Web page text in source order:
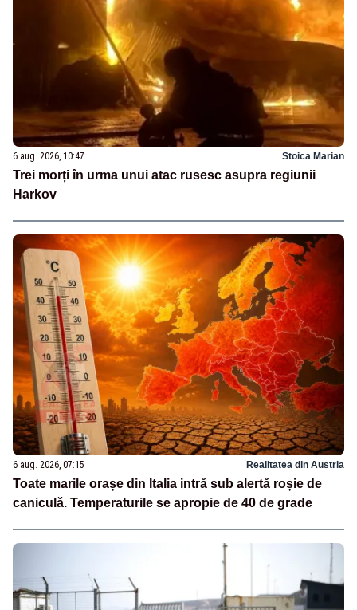
6 aug. 2026, 10:47 Stoica Marian
Trei morți în urma unui atac rusesc asupra regiunii
Harkov
6 aug. 2026, 07:15 Realitatea din Austria
Toate marile orașe din Italia intră sub alertă roșie de
caniculă. Temperaturile se apropie de 40 de grade